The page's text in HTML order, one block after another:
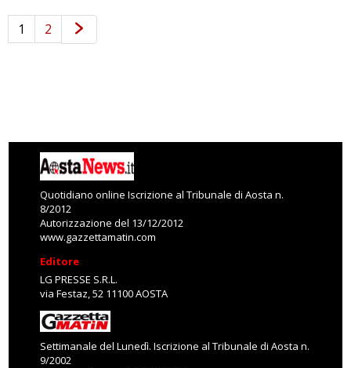
1 2
Quotidiano online Iscrizione al Tribunale di Aosta n.
8/2012
Autorizzazione del 13/12/2012
www.gazzettamatin.com
Editore
LG PRESSE S.R.L.
via Festaz, 52 11100 AOSTA
Settimanale del Lunedì. Iscrizione al Tribunale di Aosta n.
9/2002